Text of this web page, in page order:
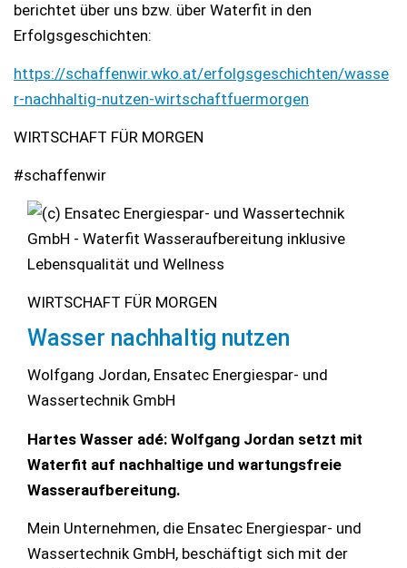
berichtet über uns bzw. über Waterfit in den
Erfolgsgeschichten:
https://schaffenwir.wko.at/erfolgsgeschichten/wasse
r-nachhaltig-nutzen-wirtschaftfuermorgen
WIRTSCHAFT FÜR MORGEN
#schaffenwir
WIRTSCHAFT FÜR MORGEN
Wasser nachhaltig nutzen
Wolfgang Jordan, Ensatec Energiespar- und
Wassertechnik GmbH
Hartes Wasser adé: Wolfgang Jordan setzt mit
Waterfit auf nachhaltige und wartungsfreie
Wasseraufbereitung.
Mein Unternehmen, die Ensatec Energiespar- und
Wassertechnik GmbH, beschäftigt sich mit der